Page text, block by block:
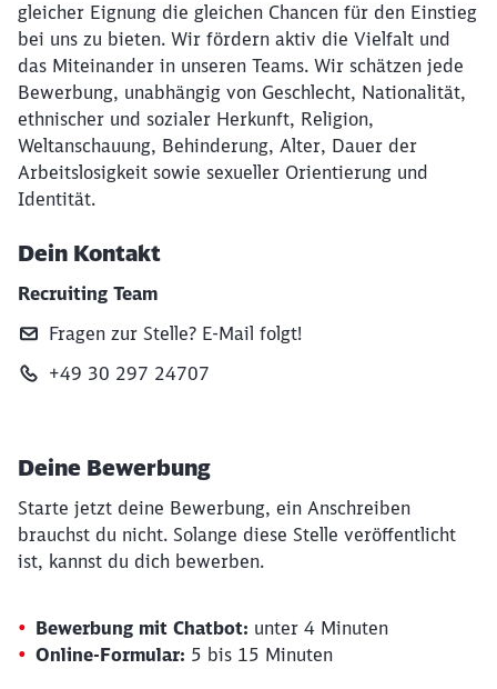
gleicher Eignung die gleichen Chancen für den Einstieg
bei uns zu bieten. Wir fördern aktiv die Vielfalt und
das Miteinander in unseren Teams. Wir schätzen jede
Bewerbung, unabhängig von Geschlecht, Nationalität,
ethnischer und sozialer Herkunft, Religion,
Weltanschauung, Behinderung, Alter, Dauer der
Arbeitslosigkeit sowie sexueller Orientierung und
Identität.
Dein Kontakt
Recruiting Team
Fragen zur Stelle? E‑Mail folgt!
+49 30 297 24707
Deine Bewerbung
Starte jetzt deine Bewerbung, ein Anschreiben
brauchst du nicht. Solange diese Stelle veröffentlicht
ist, kannst du dich bewerben.
Bewerbung mit Chatbot: unter 4 Minuten
Online-Formular: 5 bis 15 Minuten